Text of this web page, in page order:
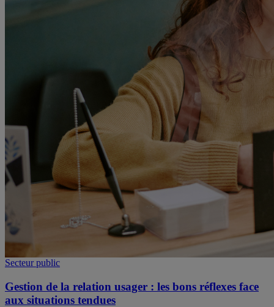
Secteur public
Gestion de la relation usager : les bons réflexes face
aux situations tendues